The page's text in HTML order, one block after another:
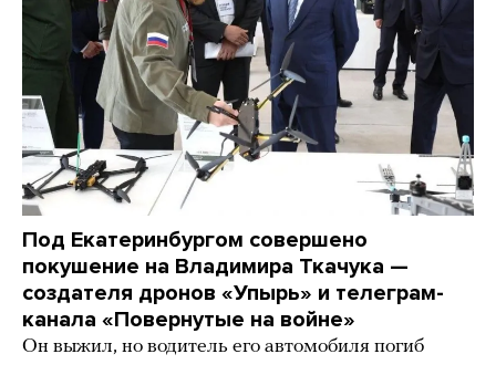
Под Екатеринбургом совершено
покушение на Владимира Ткачука —
создателя дронов «Упырь» и телеграм-
канала «Повернутые на войне»
Он выжил, но водитель его автомобиля погиб